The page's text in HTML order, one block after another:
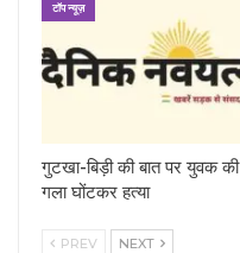
टॉप न्यूज़
गुटखा-बिड़ी की बात पर युवक की
गला घोंटकर हत्या
PREV NEXT